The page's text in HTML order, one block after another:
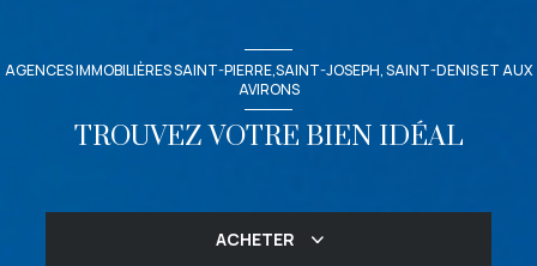
AGENCES IMMOBILIÈRES SAINT-PIERRE,SAINT-JOSEPH, SAINT-DENIS ET AUX
AVIRONS
TROUVEZ VOTRE BIEN IDÉAL
ACHETER